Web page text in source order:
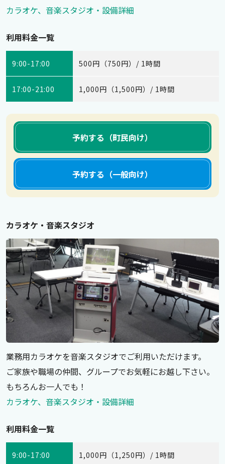
カラオケ、音楽スタジオ・設備詳細
利用料金一覧
9:00-17:00 500円（750円）/ 1時間
17:00-21:00 1,000円（1,500円）/ 1時間
予約する（町民向け）
予約する（一般向け）
カラオケ・音楽スタジオ
業務用カラオケを音楽スタジオでご利用いただけます。
ご家族や職場の仲間、グループでお気軽にお越し下さい。
もちろんお一人でも！
カラオケ、音楽スタジオ・設備詳細
利用料金一覧
9:00-17:00 1,000円（1,250円）/ 1時間